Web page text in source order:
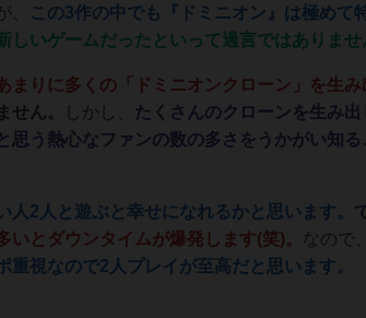
、
この3作の中でも『ドミニオン』は極めて
しいゲームだったといって過言ではありませ
まりに多くの「ドミニオンクローン」を生み
せん。
しかし、 たくさんのクローンを生み
思う熱心なファンの数の多さをうかがい知
人2人と遊ぶと幸せになれるかと思います。
いとダウンタイムが爆発します(笑)。
なので
重視なので2人プレイが至高だと思います。